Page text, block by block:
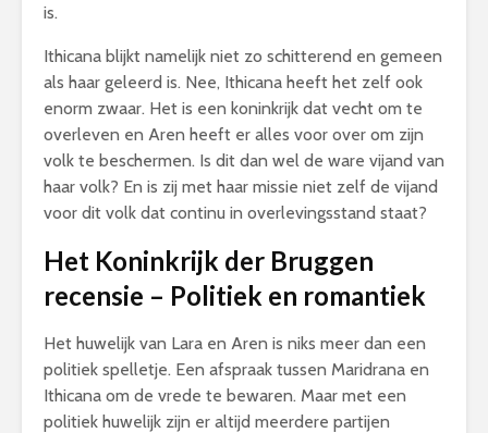
is.
Ithicana blijkt namelijk niet zo schitterend en gemeen
als haar geleerd is. Nee, Ithicana heeft het zelf ook
enorm zwaar. Het is een koninkrijk dat vecht om te
overleven en Aren heeft er alles voor over om zijn
volk te beschermen. Is dit dan wel de ware vijand van
haar volk? En is zij met haar missie niet zelf de vijand
voor dit volk dat continu in overlevingsstand staat?
Het Koninkrijk der Bruggen
recensie – Politiek en romantiek
Het huwelijk van Lara en Aren is niks meer dan een
politiek spelletje. Een afspraak tussen Maridrana en
Ithicana om de vrede te bewaren. Maar met een
politiek huwelijk zijn er altijd meerdere partijen